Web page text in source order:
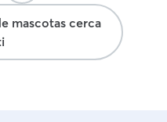
mascotas cerca